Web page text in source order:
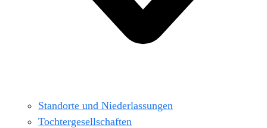
Standorte und Niederlassungen
Tochtergesellschaften